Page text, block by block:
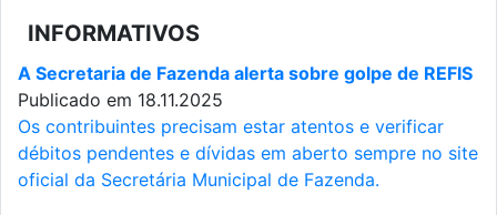
INFORMATIVOS
A Secretaria de Fazenda alerta sobre golpe de REFIS
Publicado em 18.11.2025
Os contribuintes precisam estar atentos e verificar
débitos pendentes e dívidas em aberto sempre no site
oficial da Secretária Municipal de Fazenda.